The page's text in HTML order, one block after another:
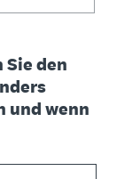
Sie den
und wenn